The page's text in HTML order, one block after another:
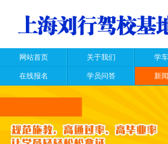
网站首页 关于我们 学
在线报名 学员问答 新